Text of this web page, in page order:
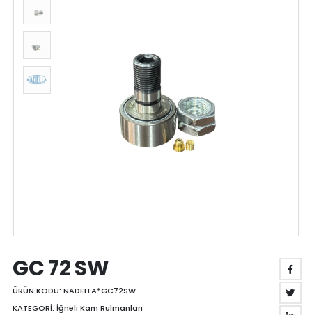
GC 72 SW
ÜRÜN KODU: NADELLA*GC72SW
KATEGORİ: İğneli Kam Rulmanları